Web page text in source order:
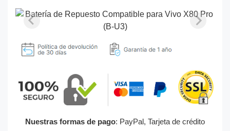
Nuestras formas de pago: PayPal, Tarjeta de crédito